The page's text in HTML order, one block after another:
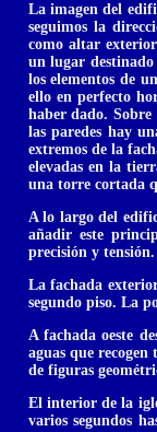
La imagen del
seguimos la
como altar
un lugar
los elementos de
ello en perfecto
haber dado.
las paredes hay
extremos de la
elevadas en la
una torre cortada
A lo largo del
añadir este
precisión y tensión.
La fachada
segundo piso. La
A fachada oeste
aguas que
de figuras
El interior de la
varios segundos